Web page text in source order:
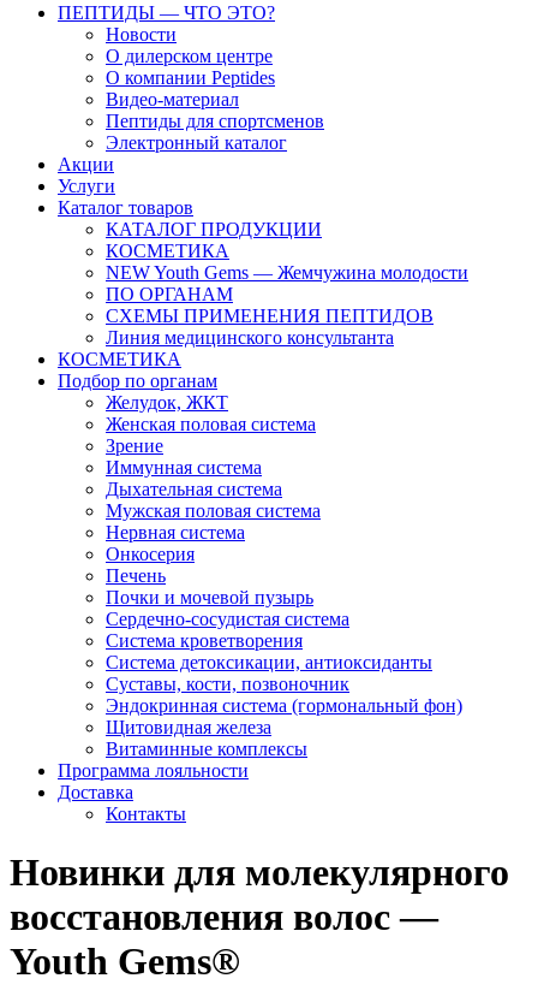
ПЕПТИДЫ — ЧТО ЭТО?
Новости
О дилерском центре
О компании Peptides
Видео-материал
Пептиды для спортсменов
Электронный каталог
Акции
Услуги
Каталог товаров
КАТАЛОГ ПРОДУКЦИИ
КОСМЕТИКА
NEW Youth Gems — Жемчужина молодости
ПО ОРГАНАМ
СХЕМЫ ПРИМЕНЕНИЯ ПЕПТИДОВ
Линия медицинского консультанта
КОСМЕТИКА
Подбор по органам
Желудок, ЖКТ
Женская половая система
Зрение
Иммунная система
Дыхательная система
Мужская половая система
Нервная система
Онкосерия
Печень
Почки и мочевой пузырь
Сердечно-сосудистая система
Система кроветворения
Система детоксикации, антиоксиданты
Суставы, кости, позвоночник
Эндокринная система (гормональный фон)
Щитовидная железа
Витаминные комплексы
Программа лояльности
Доставка
Контакты
Новинки для молекулярного
восстановления волос —
Youth Gems®